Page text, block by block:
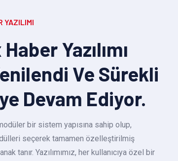
YAZILIMI
Yazılımı
Ve Sürekli
Devam Ediyor.
bir sistem yapısına sahip olup,
seçerek tamamen özelleştirilmiş
tanır. Yazılımımız, her kullanıcıya özel bir